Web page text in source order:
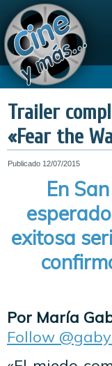
Trailer
«Fear the
Publicado 12/07/2015
En
exitosa
Por María
Follow